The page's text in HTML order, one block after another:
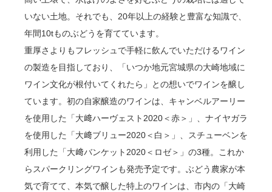
いない土地。それでも、20年以上の経験と豊富な知識で、
年間10tものぶどうを育てています。
重厚さよりもフレッシュで手軽に飲んでいただけるワイン
の製造を目指しており、「いつか地元宮城県の大崎地域に
ワイン文化が根付いてくれたら」との想いでワインを醸し
ています。初の自家醸造のワインは、キャンベルアーリー
を使用した「大﨑ハーヴェスト2020＜赤＞」、ナイヤガラ
を使用した「大﨑ブリュー2020＜白＞」、スチューベンを
利用した「大﨑バンケット2020＜ロゼ＞」の3種。これか
らスパークリングワインも発売予定です。ぶどう農家が本
気で育てて、本気で醸した特上のワインは、市内の「大崎